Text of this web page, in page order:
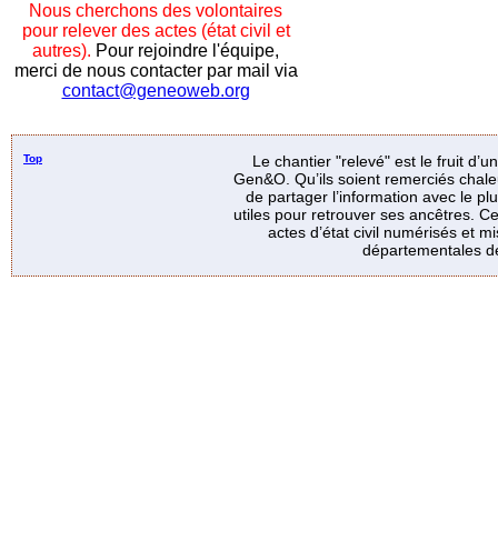
Nous cherchons des volontaires
pour relever des actes (état civil et
autres). Pour rejoindre l'équipe,
merci de nous contacter par mail via
contact@geneoweb.org
Top
Le chantier "relevé" est le fruit
Gen&O. Qu’ils soient remerciés
de partager l’information avec le
utiles pour retrouver ses ancêtres.
actes d’état civil numérisés et
départementales